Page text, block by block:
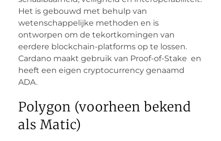
Het is gebouwd met behulp van
wetenschappelijke methoden en is
ontworpen om de tekortkomingen van
eerdere blockchain-platforms op te lossen.
Cardano maakt gebruik van Proof-of-Stake en
heeft een eigen cryptocurrency genaamd
ADA.
Polygon (voorheen bekend
als Matic)